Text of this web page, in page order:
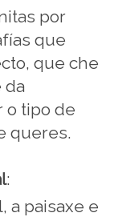
por
que
que che
da
o tipo de
queres.
:
a paisaxe e